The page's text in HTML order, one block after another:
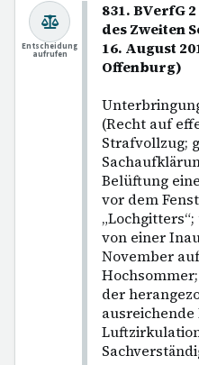
831. BVerfG
des Zweiten
16. August
Offenburg)
(Recht auf
Strafvollzug;
Belüftung
vor dem
von einer
November
der
Entscheidung
aufrufen